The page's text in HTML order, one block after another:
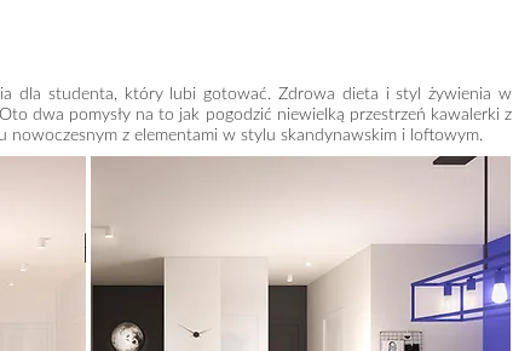
dla studenta, który lubi gotować. Zdrowa dieta i styl żywienia w
dwa pomysły na to jak pogodzić niewielką przestrzeń kawalerki z
nowoczesnym z elementami w stylu skandynawskim i loftowym.